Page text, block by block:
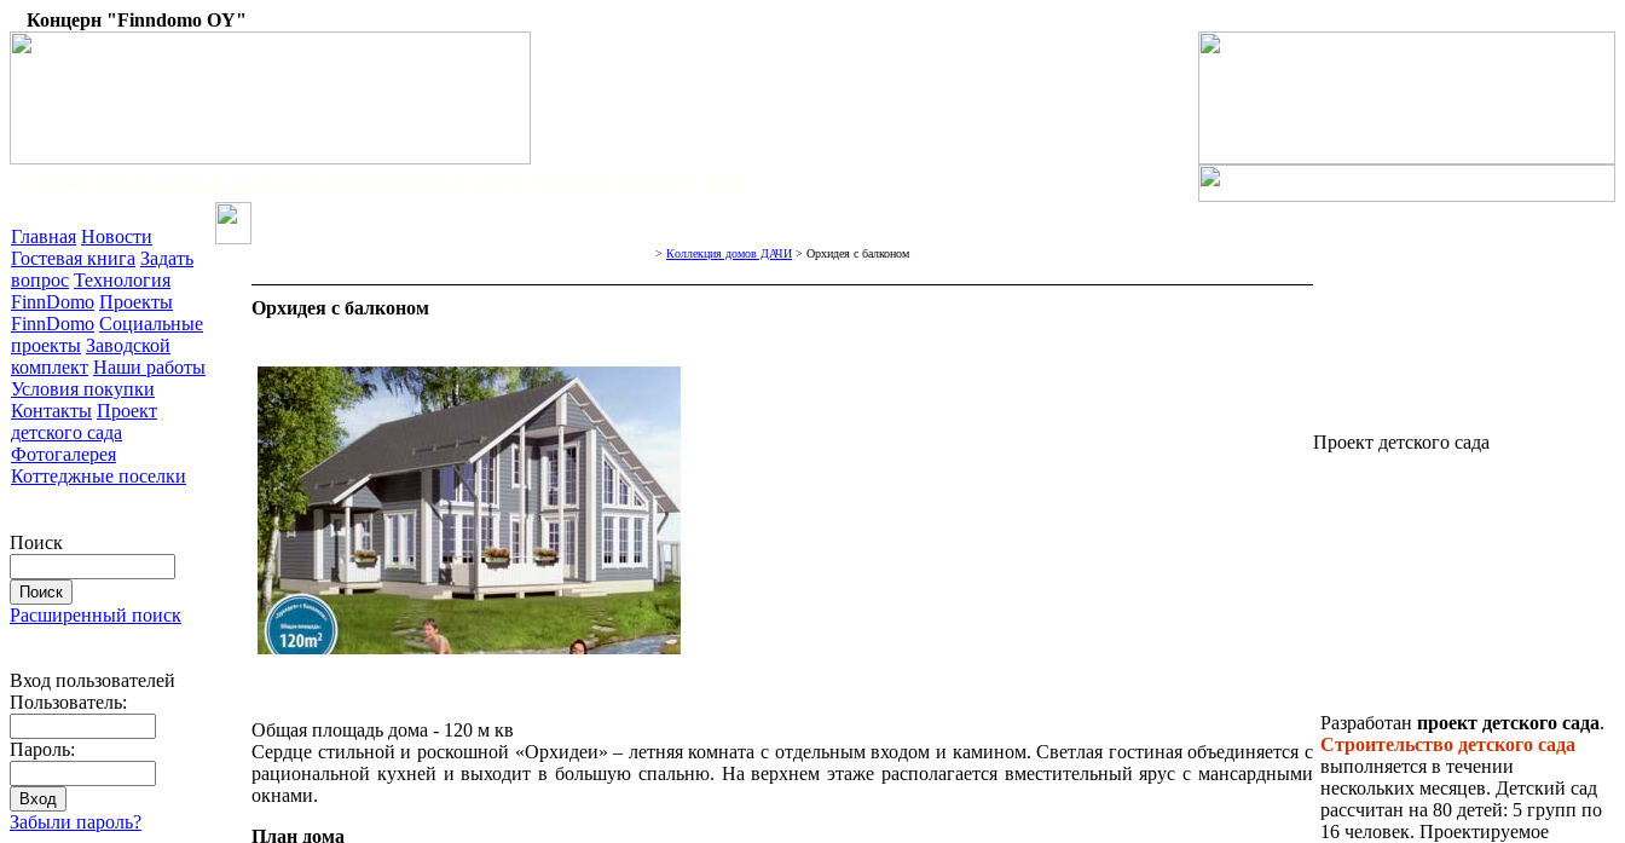
Концерн "Finndomo OY"
Главная Новости
Гостевая книга Задать
вопрос Технология
FinnDomo Проекты
FinnDomo Социальные
проекты Заводской
комплект Наши работы
Условия покупки
Контакты Проект
детского сада
Фотогалерея
Коттеджные поселки
Поиск
Расширенный поиск
Вход пользователей
Пользователь:
Пароль:
Забыли пароль?
> Коллекция домов ДАЧИ > Орхидея с балконом
Орхидея с балконом
Общая площадь дома - 120 м кв
Сердце стильной и роскошной «Орхидеи» – летняя комната с отдельным входом и камином. Светлая гостиная объединяется с
рациональной кухней и выходит в большую спальню. На верхнем этаже располагается вместительный ярус с мансардными
окнами.
План дома
Проект детского сада
Разработан проект детского сада.
Строительство детского сада
выполняется в течении
нескольких месяцев. Детский сад
рассчитан на 80 детей: 5 групп по
16 человек. Проектируемое